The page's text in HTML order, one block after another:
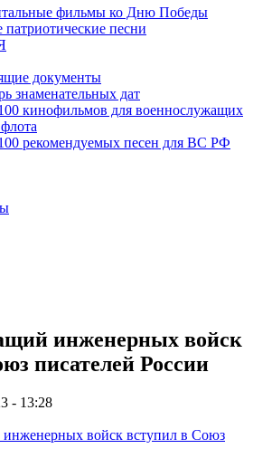
фильмы ко Дню Победы
песни
документы
знаменательных дат
кинофильмов для военнослужащих
рекомендуемых песен для ВС РФ
инженерных войск
писателей России
- 13:28